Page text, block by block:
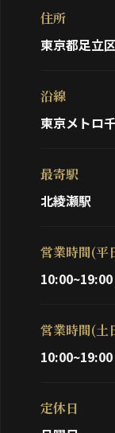
住所
東京都足立
沿線
東京メトロ
最寄駅
北綾瀬駅
営業時間(平
10:00~19:00
営業時間(土
10:00~19:00
定休日